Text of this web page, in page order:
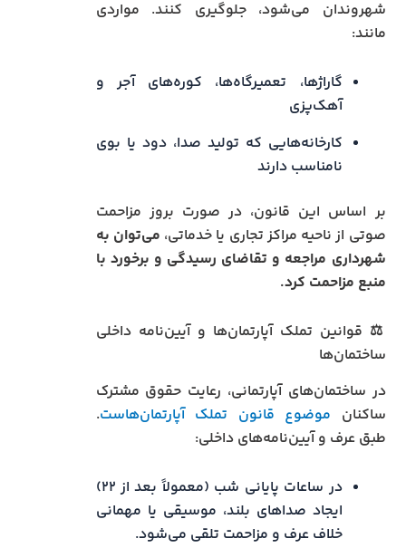
شهروندان می‌شود، جلوگیری کنند. مواردی
مانند:
گاراژها، تعمیرگاه‌ها، کوره‌های آجر و
آهک‌پزی
کارخانه‌هایی که تولید صدا، دود یا بوی
نامناسب دارند
بر اساس این قانون، در صورت بروز مزاحمت
صوتی از ناحیه مراکز تجاری یا خدماتی، می‌توان به
شهرداری مراجعه و تقاضای رسیدگی و برخورد با
منبع مزاحمت کرد.
⚖️ قوانین تملک آپارتمان‌ها و آیین‌نامه داخلی
ساختمان‌ها
در ساختمان‌های آپارتمانی، رعایت حقوق مشترک
ساکنان موضوع قانون تملک آپارتمان‌هاست.
طبق عرف و آیین‌نامه‌های داخلی:
در ساعات پایانی شب (معمولاً بعد از ۲۲)
ایجاد صداهای بلند، موسیقی یا مهمانی
خلاف عرف و مزاحمت تلقی می‌شود.